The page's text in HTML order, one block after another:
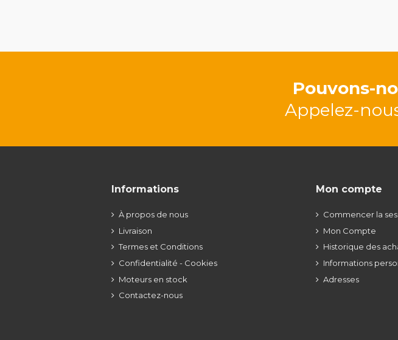
Pouvons-
Appelez-
Informations
À propos de nous
Livraison
Termes et Conditions
Confidentialité - Cookies
Moteurs en stock
Contactez-nous
Mon compte
Commencer la
Mon Compte
Historique des
Informations
Adresses